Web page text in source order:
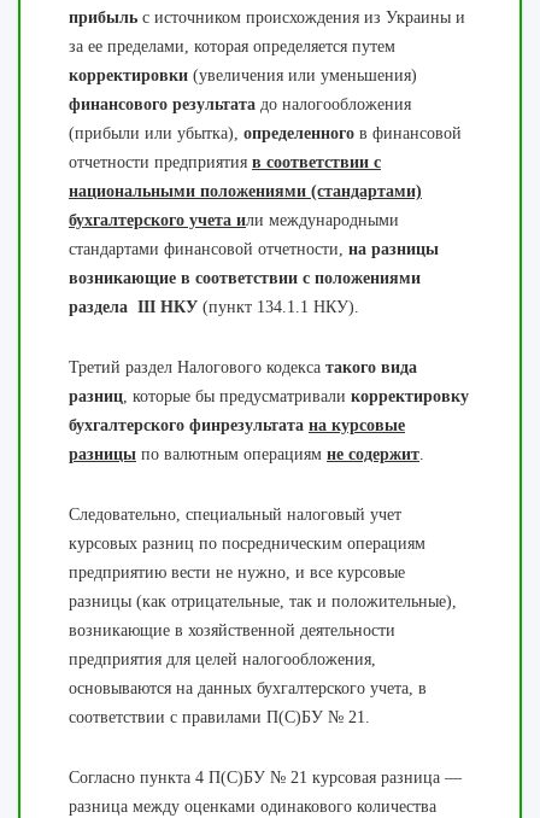
прибыль с источником происхождения из Украины и
за ее пределами, которая определяется путем
корректировки (увеличения или уменьшения)
финансового результата до налогообложения
(прибыли или убытка), определенного в финансовой
отчетности предприятия в соответствии с
национальными положениями (стандартами)
бухгалтерского учета или международными
стандартами финансовой отчетности, на разницы
возникающие в соответствии с положениями
раздела III НКУ (пункт 134.1.1 НКУ).
Третий раздел Налогового кодекса такого вида
разниц, которые бы предусматривали корректировку
бухгалтерского финрезультата на курсовые
разницы по валютным операциям не содержит.
Следовательно, специальный налоговый учет
курсовых разниц по посредническим операциям
предприятию вести не нужно, и все курсовые
разницы (как отрицательные, так и положительные),
возникающие в хозяйственной деятельности
предприятия для целей налогообложения,
основываются на данных бухгалтерского учета, в
соответствии с правилами П(С)БУ № 21.
Согласно пункта 4 П(С)БУ № 21 курсовая разница —
разница между оценками одинакового количества